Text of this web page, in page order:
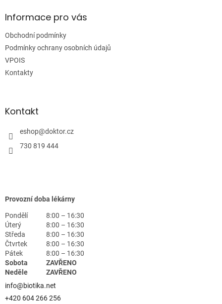
aInformace pro vás
Obchodní podmínky
Podmínky ochrany osobních údajů
VPOIS
Kontakty
Kontakt
eshop@doktor.cz
730 819 444
Provozní doba lékárny
Pondělí
8:00 – 16:30
Úterý
8:00 – 16:30
Středa
8:00 – 16:30
Čtvrtek
8:00 – 16:30
Pátek
8:00 – 16:30
Sobota
ZAVŘENO
Neděle
ZAVŘENO
info@biotika.net
+420 604 266 256